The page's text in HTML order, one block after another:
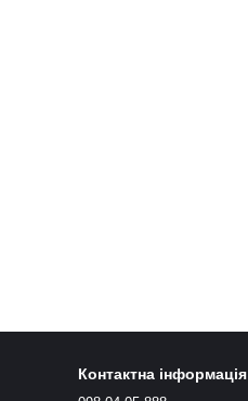
Контактна інформація